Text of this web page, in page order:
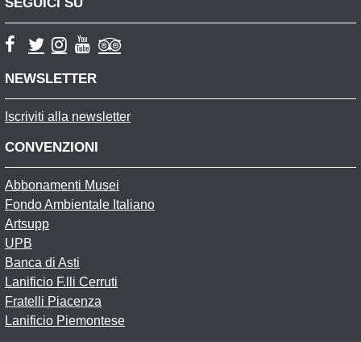
NEWSLETTER
Iscriviti alla newsletter
CONVENZIONI
Abbonamenti Musei
Fondo Ambientale Italiano
Artsupp
UPB
Banca di Asti
Lanificio F.lli Cerruti
Fratelli Piacenza
Lanificio Piemontese